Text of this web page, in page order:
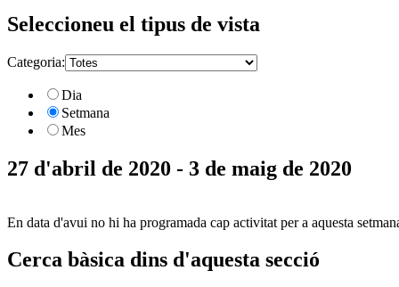
Seleccioneu el tipus de vista
Categoria:
Dia
Setmana
Mes
27 d'abril de 2020 - 3 de maig de 2020
En data d'avui no hi ha programada cap activitat per a aquesta
Cerca bàsica dins d'aquesta secció